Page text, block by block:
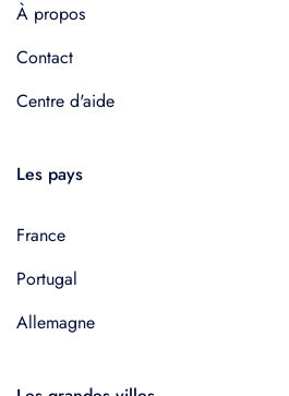
À propos
Contact
Centre d'aide
Les pays
France
Portugal
Allemagne